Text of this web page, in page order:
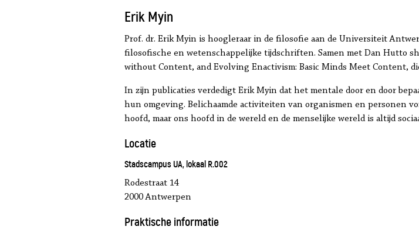
Erik Myin
Prof. dr. Erik Myin is hoogleraar in de filosofie aan de Universiteit
filosofische en wetenschappelijke tijdschriften. Samen met Dan Hutto
without Content, and Evolving Enactivism: Basic Minds Meet Content,
In zijn publicaties verdedigt Erik Myin dat het mentale door en door
hun omgeving. Belichaamde activiteiten van organismen en personen
hoofd, maar ons hoofd in de wereld en de menselijke wereld is altijd
Locatie
Stadscampus UA, lokaal R.002
Rodestraat 14
2000 Antwerpen
Praktische informatie